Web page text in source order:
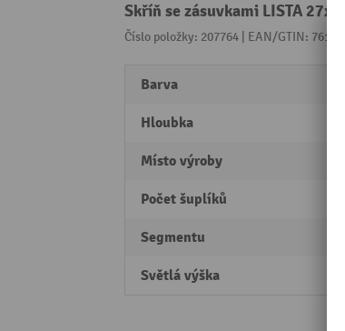
Skříň se zásuvkami LISTA
Číslo položky: 207764 | EAN/GTIN:
Barva
Hloubka
Místo výroby
Počet šuplíků
Segmentu
Světlá výška